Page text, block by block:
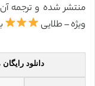
ویژه – طلایی
دانلود